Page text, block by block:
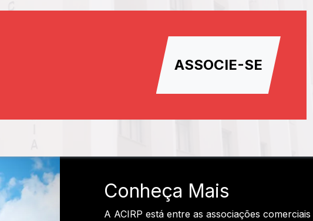
ASSOCIE-SE
Conheça Mais
A ACIRP está entre as associações